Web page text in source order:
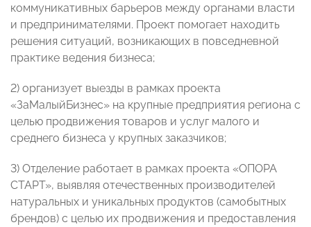
коммуникативных барьеров между органами власти
и предпринимателями. Проект помогает находить
решения ситуаций, возникающих в повседневной
практике ведения бизнеса;
2) организует выезды в рамках проекта
«ЗаМалыйБизнес» на крупные предприятия региона с
целью продвижения товаров и услуг малого и
среднего бизнеса у крупных заказчиков;
3) Отделение работает в рамках проекта «ОПОРА
СТАРТ», выявляя отечественных производителей
натуральных и уникальных продуктов (самобытных
брендов) с целью их продвижения и предоставления